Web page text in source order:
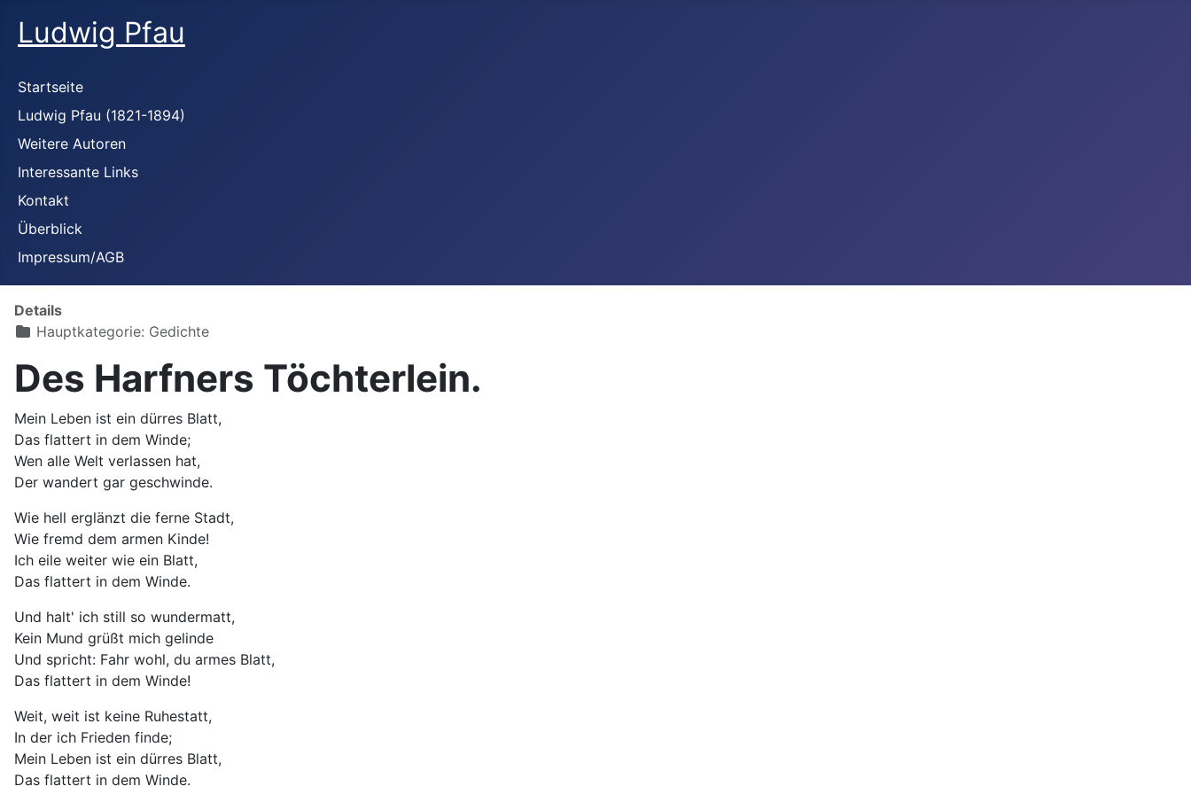
Ludwig Pfau
Startseite
Ludwig Pfau (1821-1894)
Weitere Autoren
Interessante Links
Kontakt
Überblick
Impressum/AGB
Details
Hauptkategorie: Gedichte
Des Harfners Töchterlein.
Mein Leben ist ein dürres Blatt,
Das flattert in dem Winde;
Wen alle Welt verlassen hat,
Der wandert gar geschwinde.
Wie hell erglänzt die ferne Stadt,
Wie fremd dem armen Kinde!
Ich eile weiter wie ein Blatt,
Das flattert in dem Winde.
Und halt' ich still so wundermatt,
Kein Mund grüßt mich gelinde
Und spricht: Fahr wohl, du armes Blatt,
Das flattert in dem Winde!
Weit, weit ist keine Ruhestatt,
In der ich Frieden finde;
Mein Leben ist ein dürres Blatt,
Das flattert in dem Winde.